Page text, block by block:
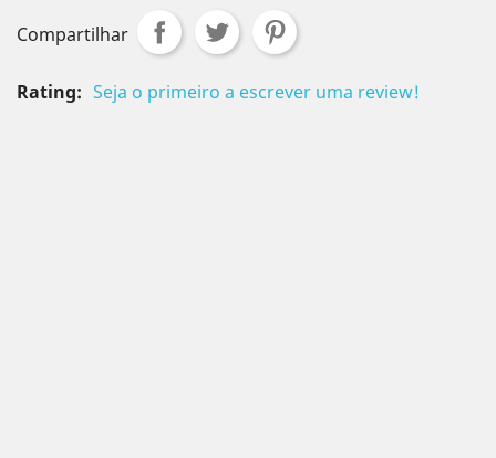
Compartilhar
Rating: Seja o primeiro a escrever uma review!